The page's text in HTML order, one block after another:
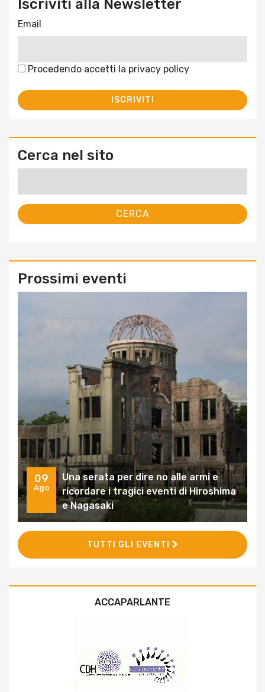
Iscriviti alla Newsletter
Email
Procedendo accetti la privacy policy
Cerca nel sito
Prossimi eventi
09
Ago
Una serata per dire no alle armi e
ricordare i tragici eventi di Hiroshima
e Nagasaki
TUTTI GLI EVENTI
ACCAPARLANTE